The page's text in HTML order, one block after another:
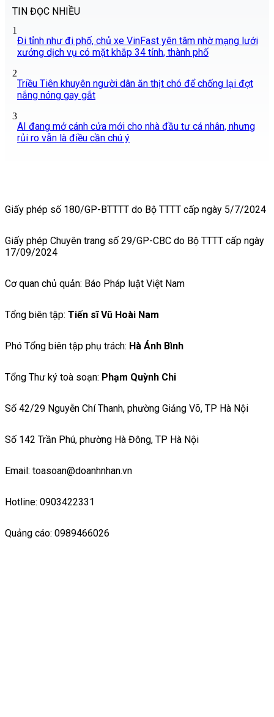
TIN ĐỌC NHIỀU
1
Đi tỉnh như đi phố, chủ xe VinFast yên tâm nhờ mạng lưới
xưởng dịch vụ có mặt khắp 34 tỉnh, thành phố
2
Triều Tiên khuyên người dân ăn thịt chó để chống lại đợt
nắng nóng gay gắt
3
AI đang mở cánh cửa mới cho nhà đầu tư cá nhân, nhưng
rủi ro vẫn là điều cần chú ý
Giấy phép số 180/GP-BTTTT do Bộ TTTT cấp ngày 5/7/2024
Giấy phép Chuyên trang số 29/GP-CBC do Bộ TTTT cấp ngày
17/09/2024
Cơ quan chủ quản: Báo Pháp luật Việt Nam
Tổng biên tập: Tiến sĩ Vũ Hoài Nam
Phó Tổng biên tập phụ trách: Hà Ánh Bình
Tổng Thư ký toà soạn: Phạm Quỳnh Chi
Số 42/29 Nguyễn Chí Thanh, phường Giảng Võ, TP Hà Nội
Số 142 Trần Phú, phường Hà Đông, TP Hà Nội
Email: toasoan@doanhnhan.vn
Hotline: 0903422331
Quảng cáo: 0989466026